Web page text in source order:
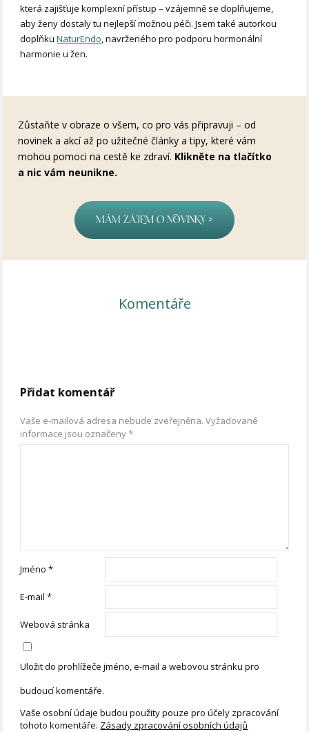
která zajišťuje komplexní přístup – vzájemně se doplňujeme,
aby ženy dostaly tu nejlepší možnou péči. Jsem také autorkou
doplňkuNaturEndo, navrženého pro podporu hormonální
harmonie u žen.
Zůstaňte v obraze o všem, co pro vás připravuji – od
novinek a akcí až po užitečné články a tipy, které vám
mohou pomoci na cestě ke zdraví. Klikněte na tlačítko
a nic vám neunikne.
Mám zájem o novinky »
Komentáře
Přidat komentář
Vaše e-mailová adresa nebude zveřejněna. Vyžadované
informace jsou označeny*
Jméno*
E-mail*
Webová stránka
Uložit do prohlížeče jméno, e-mail a webovou stránku pro
budoucí komentáře.
Vaše osobní údaje budou použity pouze pro účely zpracování
tohoto komentáře. Zásady zpracování osobních údajů